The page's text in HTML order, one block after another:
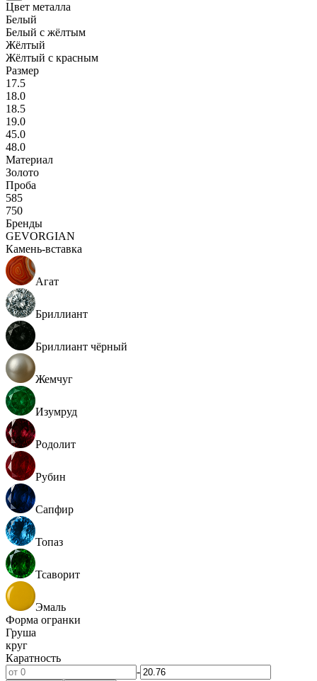
Цвет металла
Белый
Белый c жёлтым
Жёлтый
Жёлтый с красным
Размер
17.5
18.0
18.5
19.0
45.0
48.0
Материал
Золото
Проба
585
750
Бренды
GEVORGIAN
Камень-вставка
Агат
Бриллиант
Бриллиант чёрный
Жемчуг
Изумруд
Родолит
Рубин
Сапфир
Топаз
Тсаворит
Эмаль
Форма огранки
Груша
круг
Каратность
-